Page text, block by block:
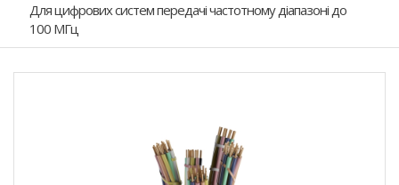
Для цифрових систем передачі частотному діапазоні до
100 МГц